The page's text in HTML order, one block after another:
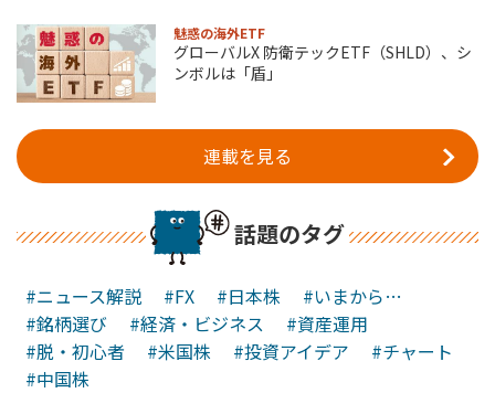
魅惑の海外ETF
グローバルX 防衛テックETF（SHLD）、シ
ンボルは「盾」
連載を見る
話題のタグ
#ニュース解説 #FX #日本株
#いまから…
#銘柄選び
#経済・ビジネス
#資産運用
#脱・初心者
#米国株 #投資アイデア
#チャート
#中国株